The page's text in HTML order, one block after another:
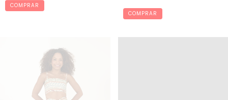
COMPRAR
COMPRAR